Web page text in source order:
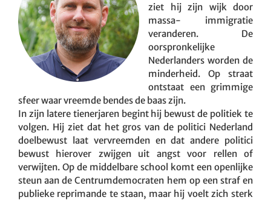
ziet hij zijn wijk door
massa- immigratie
veranderen. De
oorspronkelijke
Nederlanders worden de
minderheid. Op straat
ontstaat een grimmige
sfeer waar vreemde bendes de baas zijn.
In zijn latere tienerjaren begint hij bewust de politiek te
volgen. Hij ziet dat het gros van de politici Nederland
doelbewust laat vervreemden en dat andere politici
bewust hierover zwijgen uit angst voor rellen of
verwijten. Op de middelbare school komt een openlijke
steun aan de Centrumdemocraten hem op een straf en
publieke reprimande te staan, maar hij voelt zich sterk